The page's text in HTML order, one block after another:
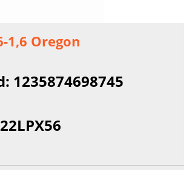
1,6 Oregon
1235874698745
22LPX56